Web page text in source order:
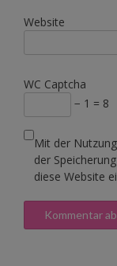
Website
WC Captcha
− 1 = 8
Mit der
der
diese Website